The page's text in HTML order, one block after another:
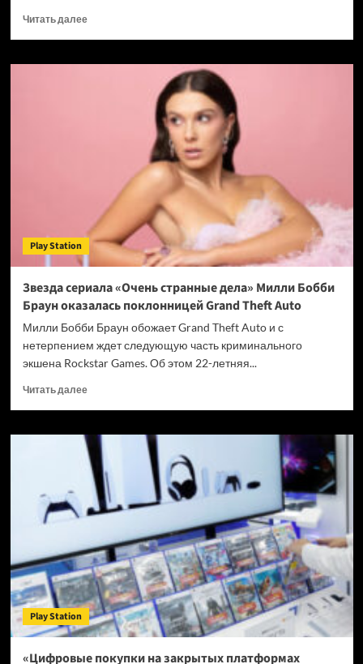
Читать далееПрочитать
007
подготовки.
Рецензия
Play Station
Звезда сериала «Очень странные дела» Милли Бобби
Браун оказалась поклонницей Grand Theft Auto
Милли Бобби Браун обожает Grand Theft Auto и с
нетерпением ждет следующую часть криминального
экшена Rockstar Games. Об этом 22-летняя...
Читать далееПрочитать
Звезда
сериала
«Очень
странные
дела»
Милли
Браун
оказалась
поклонницей
Grand
Theft
Auto
Play Station
«Цифровые покупки на закрытых платформах